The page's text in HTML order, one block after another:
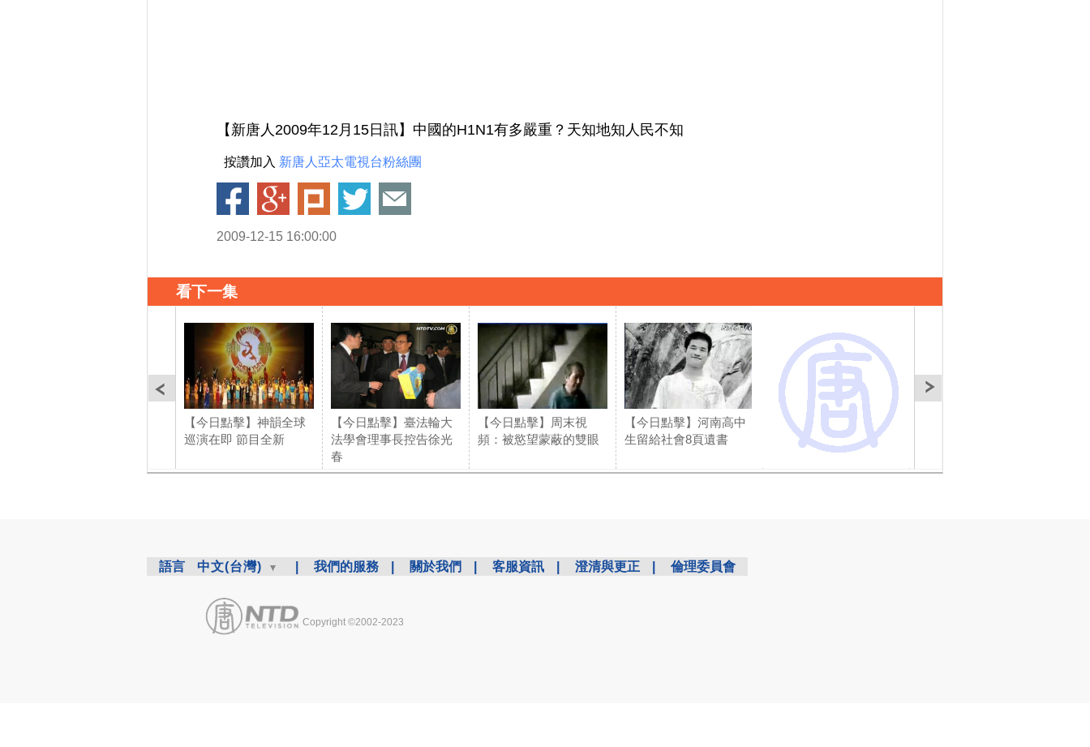
【新唐人2009年12月15日訊】中國的H1N1有多嚴重？天知地知人民不知
按讚加入 新唐人亞太電視台粉絲團
2009-12-15 16:00:00
看下一集
【今日點擊】神韻全球
巡演在即 節目全新
【今日點擊】臺法輪大
法學會理事長控告徐光
春
【今日點擊】周末視
頻：被慾望蒙蔽的雙眼
【今日點擊】河南高中
生留給社會8頁遺書
【今日點擊】中國醫學
界的最大醜聞
語言 中文(台灣) 我們的服務 關於我們 客服資訊 澄清與更正 倫理委員會
Copyright ©2002-2023